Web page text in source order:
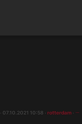
· 07.10.2021 10:58 · rotterdam ·